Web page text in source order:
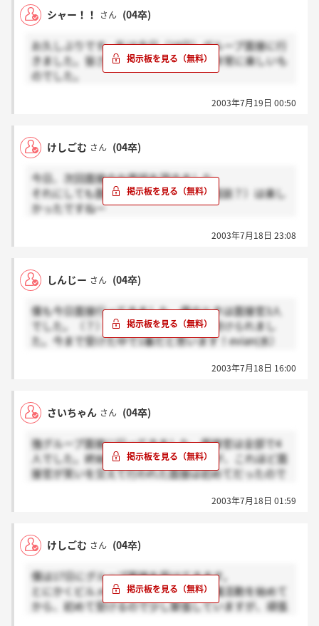
シャー！！ さん (04卒)
お久しぶりです。私は今日（18日）グループ面接に行
きました。皆さんがおっしゃるとおり非常に楽しいも
のでした。
が、電車に乗っており出れませんでした。家の方にも
たらと思うと、不安です。3日間休日があるので、明
日あらためてというのは考えにくいし、かといってこ
電話でしたらこの不安はまったく意味のないものとな
りますけど。
んに惚れた一人として、応援しています。面接頑張っ
2003年7月19日 00:50
けしごむ さん (04卒)
今日、次回面接のお電話を頂きました。
それにしても面接（っていうよりかわ面談？）は楽し
かったですねー
2003年7月18日 23:08
しんじー さん (04卒)
僕も今日面接行ってきました。僕のときは面接官3人
でした。（？）でも、本当に楽しんで受けられまし
た。今まで受けた中で1番だと思います！evian(水）
2003年7月18日 16:00
さいちゃん さん (04卒)
強グループ面接に行ってきました。面接官は全部で4
人でした。終始和やかな雰囲気でしたが、これほど面
接官が笑いを交えて行われた面接は初めてだったので
2003年7月18日 01:59
けしごむ さん (04卒)
僕は17日にグループ面接を受けてきます。
とにかくビルメンテナンスの会社は就職活動を始めて
から、初めて受けるので少し緊張していますが、頑張